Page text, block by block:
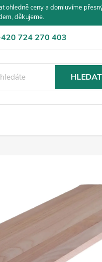
ceny a domluvíme
děkujeme.
724 270 403
HLEDAT